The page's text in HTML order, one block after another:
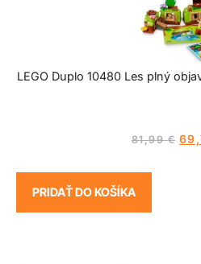
LEGO Duplo 10480 Les plný
81,99€
PRIDAŤ DO KOŠÍKA